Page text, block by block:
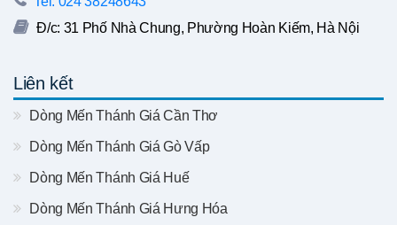
Đ/c: 31 Phố Nhà Chung, Phường Hoàn Kiếm, Hà Nội
Liên kết
Dòng Mến Thánh Giá Cần Thơ
Dòng Mến Thánh Giá Gò Vấp
Dòng Mến Thánh Giá Huế
Dòng Mến Thánh Giá Hưng Hóa